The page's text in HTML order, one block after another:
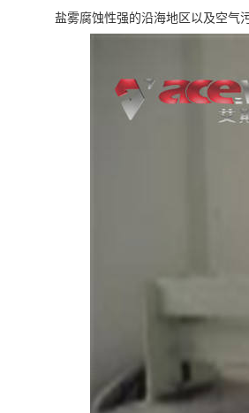
盐雾腐蚀性强的沿海地区以及空气